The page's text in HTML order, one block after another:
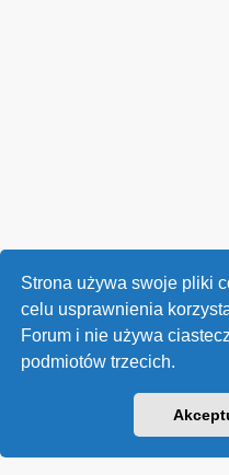
Strona używa swoje pliki
celu usprawnienia
Forum i nie używa
podmiotów trzecich.